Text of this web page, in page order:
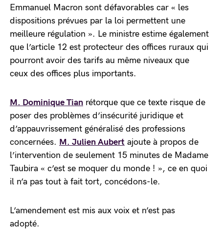
Emmanuel Macron sont défavorables car « les
dispositions prévues par la loi permettent une
meilleure régulation ». Le ministre estime également
que l’article 12 est protecteur des offices ruraux qui
pourront avoir des tarifs au même niveaux que
ceux des offices plus importants.
M. Dominique Tian rétorque que ce texte risque de
poser des problèmes d’insécurité juridique et
d’appauvrissement généralisé des professions
concernées. M. Julien Aubert ajoute à propos de
l’intervention de seulement 15 minutes de Madame
Taubira « c’est se moquer du monde ! », ce en quoi
il n’a pas tout à fait tort, concédons-le.
L’amendement est mis aux voix et n’est pas
adopté.